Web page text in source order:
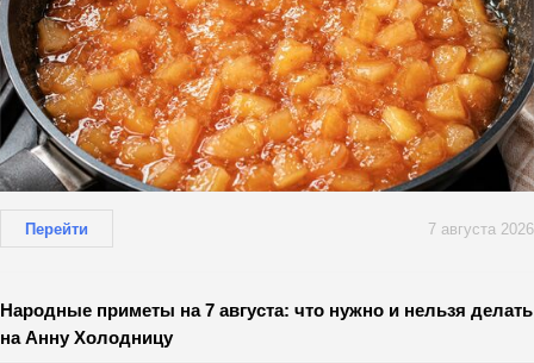
Перейти 7 августа 2026
Народные приметы на 7 августа: что нужно и нельзя делать
на Анну Холодницу